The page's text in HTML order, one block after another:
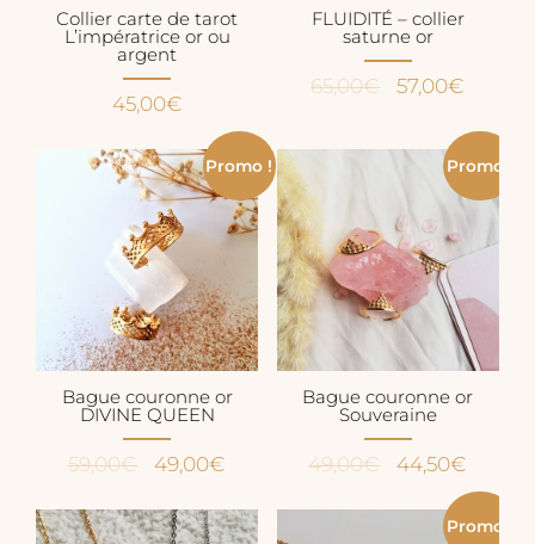
Collier carte de tarot
L’impératrice or ou
argent
45,00€
FLUIDITÉ – collier
saturne or
65,00€
Le
initial
était :
65,00€.
57,00€
actuel
est :
57,00€.
Promo !
Bague couronne or
DIVINE QUEEN
59,00€
Le
initial
49,00€
actuel
Promo !
Bague couronne or
Souveraine
49,00€
Le
initial
44,50€
prix
actuel
Promo !